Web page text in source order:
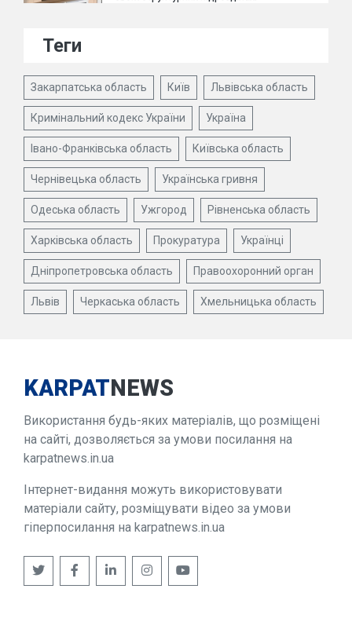
Теги
Закарпатська область Київ Львівська область
Кримінальний кодекс України Україна
Івано-Франківська область Київська область
Чернівецька область Українська гривня
Одеська область Ужгород Рівненська область
Харківська область Прокуратура Українці
Дніпропетровська область Правоохоронний орган
Львів Черкаська область Хмельницька область
KARPATNEWS
Використання будь-яких матеріалів, що розміщені
на сайті, дозволяється за умови посилання на
karpatnews.in.ua
Інтернет-видання можуть використовувати
матеріали сайту, розміщувати відео за умови
гіперпосилання на karpatnews.in.ua